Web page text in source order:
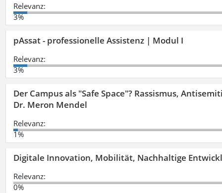
Relevanz:
3%
pAssat - professionelle Assistenz | Modul I
Relevanz:
3%
Der Campus als "Safe Space"? Rassismus,
Dr. Meron Mendel
Relevanz:
1%
Digitale Innovation, Mobilität, Nachhaltige
Relevanz:
0%